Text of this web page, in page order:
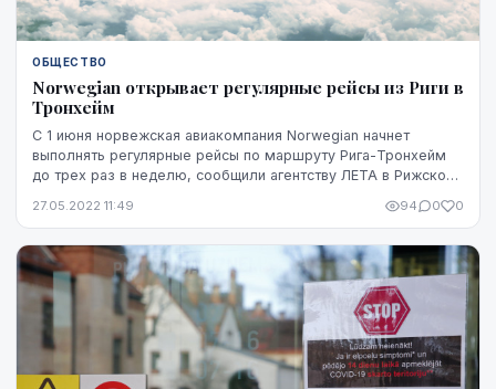
ОБЩЕСТВО
Norwegian открывает регулярные рейсы из Риги в
Тронхейм
С 1 июня норвежская авиакомпания Norwegian начнет
выполнять регулярные рейсы по маршруту Рига-Тронхейм
до трех раз в неделю, сообщили агентству ЛЕТА в Рижском
27.05.2022 11:49 94 0 0